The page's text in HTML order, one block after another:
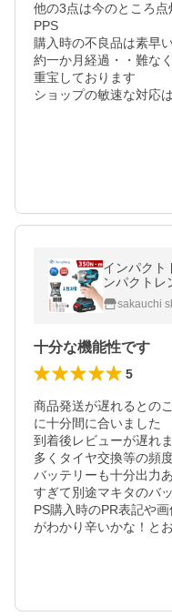
他の3点は今のところ点
PPS
購入時の不良品は素早
約一か月経過・・難な
重宝しております
ショップの敏速な対応
インパクト
ンパクトレ
チ 18V 21V
電動インパ
sakauchi
十分な機能性です
5
商品発送が遅れるとの
に十分間に合いました
到着後レビューが遅れ
多くタイヤ交換等の頻
バッテリーも十分出力
すぎて別途マキタのバ
PS購入時のPR表記や
がわかり辛いかな！と